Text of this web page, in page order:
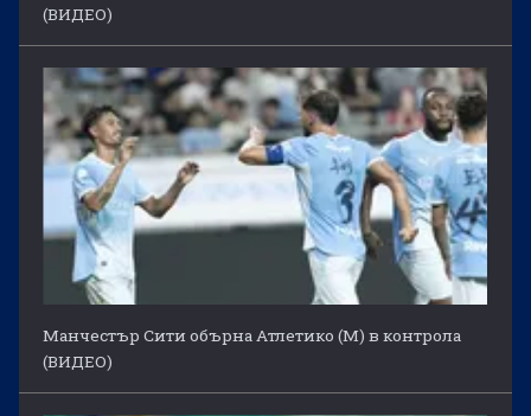
(ВИДЕО)
Манчестър Сити обърна Атлетико (М) в контрола
(ВИДЕО)